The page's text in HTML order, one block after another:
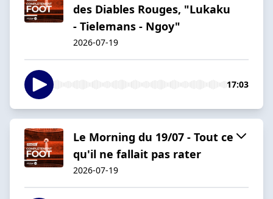
des Diables Rouges, "Lukaku
- Tielemans - Ngoy"
2026-07-19
17:03
Le Morning du 19/07 - Tout ce
qu'il ne fallait pas rater
2026-07-19